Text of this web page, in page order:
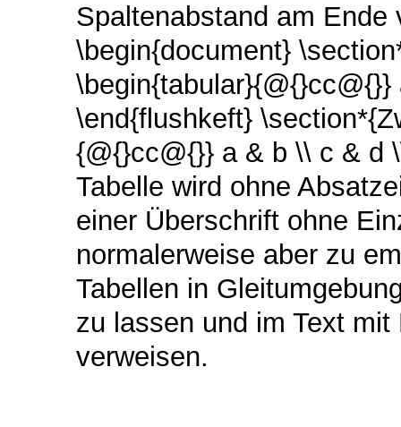
Spaltenabstand am
\begin{document}
\end{flushkeft}
{@{}cc@{}} a & b \\ c & d
Tabelle wird ohne
einer Überschrift ohne
normalerweise aber zu
Tabellen in
zu lassen und im Text
verweisen.